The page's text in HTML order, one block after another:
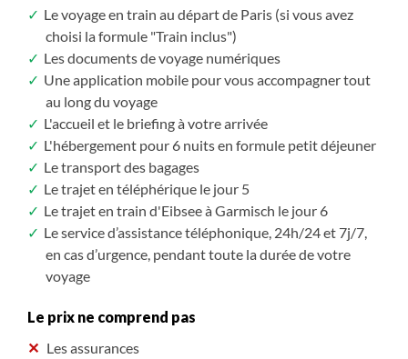
Le voyage en train au départ de Paris (si vous avez
choisi la formule "Train inclus")
Les documents de voyage numériques
Une application mobile pour vous accompagner tout
au long du voyage
L'accueil et le briefing à votre arrivée
L'hébergement pour 6 nuits en formule petit déjeuner
Le transport des bagages
Le trajet en téléphérique le jour 5
Le trajet en train d'Eibsee à Garmisch le jour 6
Le service d’assistance téléphonique, 24h/24 et 7j/7,
en cas d’urgence, pendant toute la durée de votre
voyage
Le prix ne comprend pas
Les assurances